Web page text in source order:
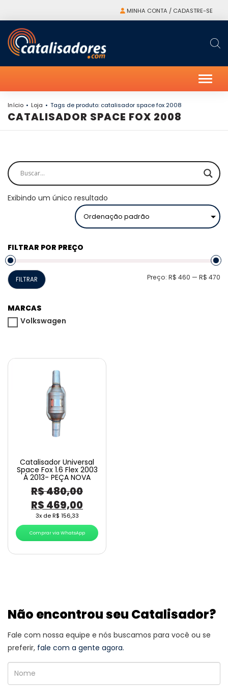
MINHA CONTA / CADASTRE-SE
Início Loja Tags de produto: catalisador space fox 2008
CATALISADOR SPACE FOX 2008
Exibindo um único resultado
FILTRAR POR PREÇO
FILTRAR Preço: R$ 460 — R$ 470
MARCAS
Volkswagen
Catalisador Universal
Space Fox 1.6 Flex 2003
Á 2013- PEÇA NOVA
R$480,00
O
preço
original
era:
R$ 469,00
atual
é:
3x deR$ 156,33
Comprar via WhatsApp
Não encontrou seu Catalisador?
Fale com nossa equipe e nós buscamos para você ou se
preferir, fale com a gente agora.